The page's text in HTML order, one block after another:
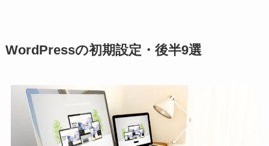
WordPressの初期設定・後半9選